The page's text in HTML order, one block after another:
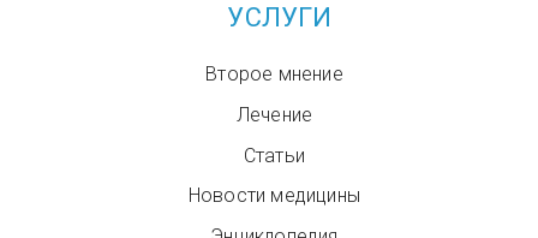
УСЛУГИ
Второе мнение
Лечение
Статьи
Новости медицины